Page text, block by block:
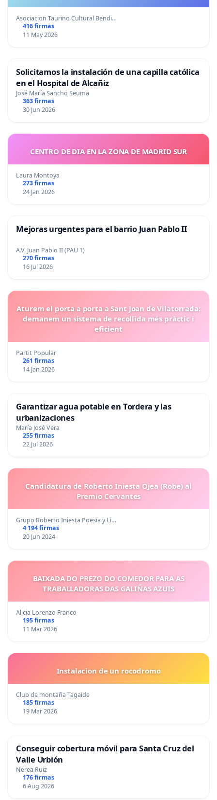
Asociacion Taurino Cultural Bendi…
416 firmas
11 May 2026
Solicitamos la instalación de una capilla católica
en el Hospital de Alcañiz
José María Sancho Seuma
363 firmas
30 Jun 2026
CENTRO DE DIA EN LA ZONA DE MADRID SUR
Laura Montoya
273 firmas
24 Jan 2026
Mejoras urgentes para el barrio Juan Pablo II
A.V. Juan Pablo II (PAU 1)
270 firmas
16 Jul 2026
Aturem el porta a porta a Sant Joan de Vilatorrada:
demanem un sistema de recollida més pràctic i
eficient
Partit Popular
261 firmas
14 Jan 2026
Garantizar agua potable en Tordera y las
urbanizaciones
María José Vera
255 firmas
22 Jul 2026
Candidatura de Roberto Iniesta Ojea (Robe) al
Premio Cervantes
Grupo Roberto Iniesta Poesía y Li…
4 194 firmas
20 Jun 2024
BAIXADA DO PREZO DO COMEDOR PARA AS
TRABALLADORAS DAS GALIÑAS AZUIS
Alicia Lorenzo Franco
195 firmas
11 Mar 2026
Instalacion de un rocodromo
Club de montaña Tagaide
185 firmas
19 Mar 2026
Conseguir cobertura móvil para Santa Cruz del
Valle Urbión
Nerea Ruiz
176 firmas
6 Aug 2026